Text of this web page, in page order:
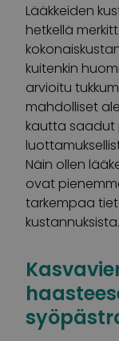
Lääkkeiden
hetkellä
kuitenkin
arvioitu
mahdolliset
kautta
Näin ollen
ovat
tarkempaa
kustannuksista.